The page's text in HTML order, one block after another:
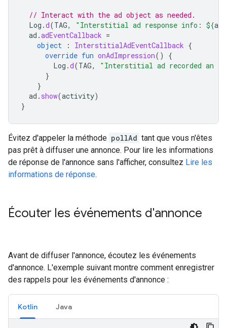
// Interact with the ad object as needed.
Log .d(TAG, "Interstitial ad response info: ${ad
ad .adEventCallback =
object
: InterstitialAdEventCallback {
override fun onAdImpression()
{
Log .d(TAG,
"Interstitial ad recorded an
}
}
ad . show(activity)
}
Évitez d'appeler la méthode pollAd tant que vous n'êtes
pas prêt à diffuser une annonce. Pour lire les informations
de réponse de l'annonce sans l'afficher, consultez Lire les
informations de réponse.
Écouter les événements d'annonce
Avant de diffuser l'annonce, écoutez les événements
d'annonce. L'exemple suivant montre comment enregistrer
des rappels pour les événements d'annonce :
Kotlin Java